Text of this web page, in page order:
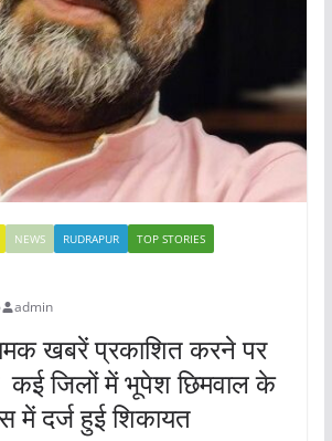
NEWS RUDRAPUR
TOP STORIES
admin
खबरें प्रकाशित करने पर
जिलों में भूपेश छिमवाल के
में दर्ज हुई शिकायत